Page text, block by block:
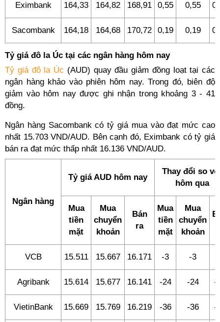
Eximbank 164,33 164,82 168,91 0,55 0,55
Sacombank 164,18 164,68 170,72 0,19 0,19
Tỷ giá đô la Úc tại các ngân hàng hôm nay
Tỷ giá đô la Úc (AUD) quay đầu giảm đồng loạt tại các
ngân hàng khảo vào phiên hôm nay. Trong đó, biên độ
giảm vào hôm nay được ghi nhận trong khoảng 3 - 41
đồng.
Ngân hàng Sacombank có tỷ giá mua vào đạt mức cao
nhất 15.703 VND/AUD. Bên cạnh đó, Eximbank có tỷ giá
bán ra đạt mức thấp nhất 16.136 VND/AUD.
Ngân hàng
Tỷ giá AUD hôm nay
Thay đổi so
hôm qua
Mua
tiền
mặt
Mua
chuyển
khoản
Bán
ra
Mua
tiền
mặt
Mua
chuyển
khoản
VCB 15.511 15.667 16.171 -3 -3
Agribank 15.614 15.677 16.141 -24 -24 -
VietinBank 15.669 15.769 16.219 -36 -36 -